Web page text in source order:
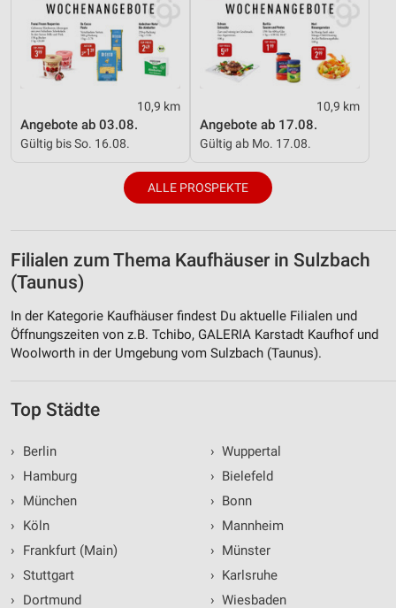
10,9 km
Angebote ab 03.08.
Gültig bis So. 16.08.
10,9 km
Angebote ab 17.08.
Gültig ab Mo. 17.08.
ALLE PROSPEKTE
Filialen zum Thema Kaufhäuser in Sulzbach
(Taunus)
In der Kategorie Kaufhäuser findest Du aktuelle Filialen und
Öffnungszeiten von z.B. Tchibo, GALERIA Karstadt Kaufhof und
Woolworth in der Umgebung vom Sulzbach (Taunus).
Top Städte
›
Berlin
›
Hamburg
›
München
›
Köln
›
Frankfurt (Main)
› Stuttgart
›
Dortmund
› Wuppertal
› Bielefeld
› Bonn
› Mannheim
› Münster
› Karlsruhe
› Wiesbaden